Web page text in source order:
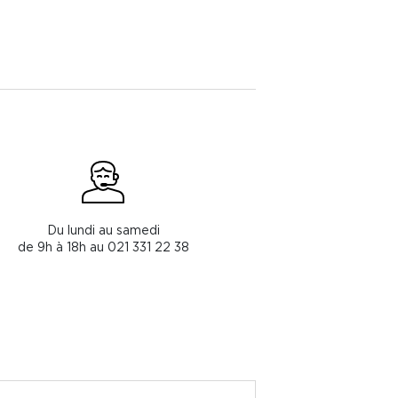
Du lundi au samedi
de 9h à 18h au 021 331 22 38